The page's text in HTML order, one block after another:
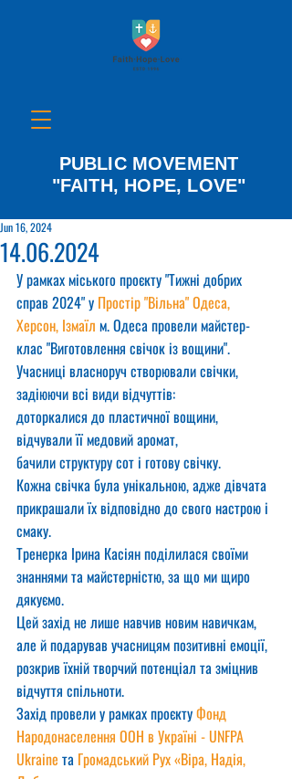
PUBLIC MOVEMENT
"FAITH, HOPE, LOVE"
14.06.2024
Jun 16, 2024
У рамках міського проєкту "Тижні добрих
справ 2024" у Простір "Вільна" Одеса,
Херсон, Ізмаїл м. Одеса провели майстер-
клас "Виготовлення свічок із вощини".
Учасниці власноруч створювали свічки,
задіюючи всі види відчуттів:
доторкалися до пластичної вощини,
відчували її медовий аромат,
бачили структуру сот і готову свічку.
Кожна свічка була унікальною, адже дівчата
прикрашали їх відповідно до свого настрою і
смаку.
Тренерка Ірина Касіян поділилася своїми
знаннями та майстерністю, за що ми щиро
дякуємо.
Цей захід не лише навчив новим навичкам,
але й подарував учасницям позитивні емоції,
розкрив їхній творчий потенціал та зміцнив
відчуття спільноти.
Захід провели у рамках проєкту Фонд
Народонаселення ООН в Україні - UNFPA
Ukraine та Громадський Рух «Віра, Надія,